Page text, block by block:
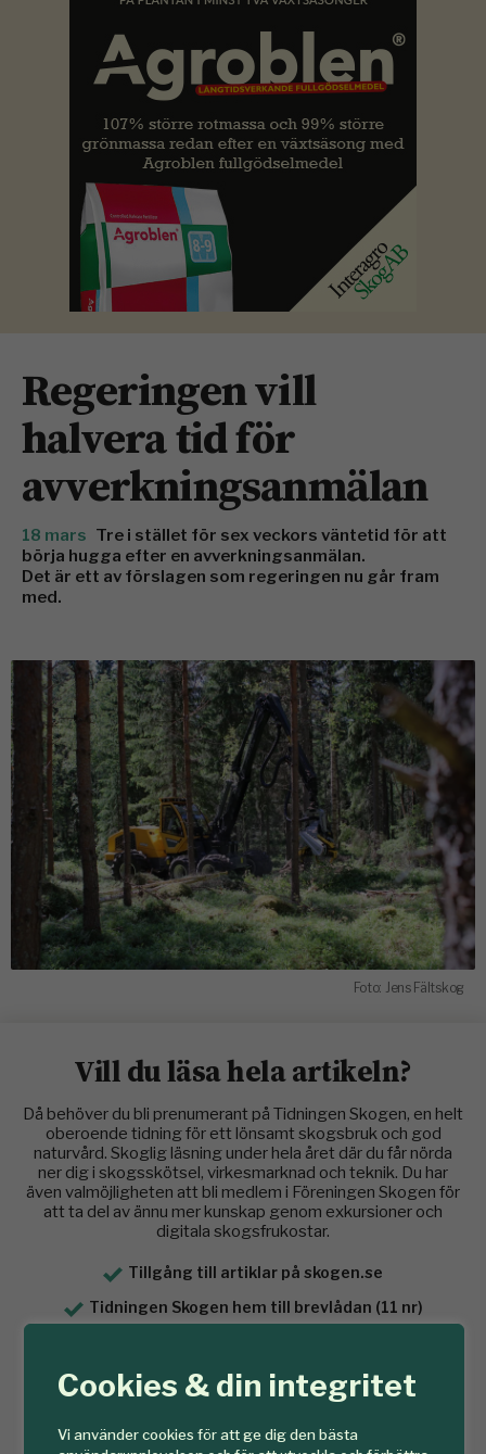
Cookies & din integritet
Vi använder cookies för att ge dig den bästa
Regeringen vill
halvera tid för
avverkningsanmälan
18 mars Tre i stället för sex veckors väntetid för att
börja hugga efter en avverkningsanmälan.
Det är ett av förslagen som regeringen nu går fram
med.
Foto: Jens Fältskog
Vill du läsa hela artikeln?
Då behöver du bli prenumerant på Tidningen Skogen, en helt
oberoende tidning för ett lönsamt skogsbruk och god
naturvård. Skoglig läsning under hela året där du får nörda
ner dig i skogsskötsel, virkesmarknad och teknik. Du har
även valmöjligheten att bli medlem i Föreningen Skogen för
att ta del av ännu mer kunskap genom exkursioner och
digitala skogsfrukostar.
Tillgång till artiklar på skogen.se
Tidningen Skogen hem till brevlådan (11 nr)
Mediaarkiv